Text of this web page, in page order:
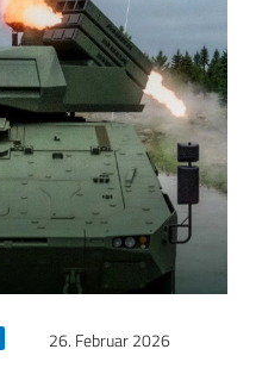
26. Februar 2026